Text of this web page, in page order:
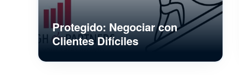
Protegido: Negociar con
Clientes Difíciles